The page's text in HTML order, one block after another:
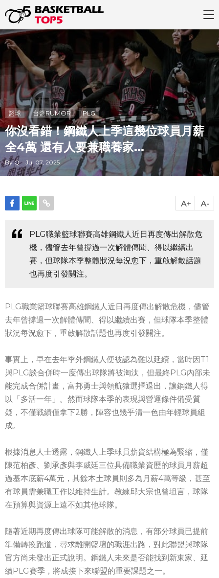
籃球 台籃RUMOR PLG
你沒看錯！鋼鐵人上季這幾位球員月薪
全4萬 還有人要兼職養家...
By Q Jul 07, 2025
PLG職業籃球聯賽高雄鋼鐵人近日再度傳出解散危
機，儘管去年曾撐過一次解體傳聞、得以繼續出
賽，但球隊本季整體狀況每況愈下，重啟解散話題
也再度引發關注。
PLG職業籃球聯賽高雄鋼鐵人近日再度傳出解散危機，儘管
去年曾撐過一次解體傳聞、得以繼續出賽，但球隊本季整體
狀況每況愈下，重啟解散話題也再度引發關注。
事實上，早在去年季外鋼鐵人便被認為難以延續，當時因T1
與PLG談合併時一度傳出球隊將被淘汰，但最終PLG內部未
能完成合併計畫，富邦勇士與領航猿選擇退出，讓鋼鐵人得
以「多活一年」。然而球隊本季的表現與營運條件備受質
疑，不僅戰績僅拿下2勝，陣容也幾乎清一色由年輕球員組
成。
根據消息人士透露，鋼鐵人上季球員薪資結構極為緊縮，僅
陳范柏彥、劉承彥與李威廷三位具備職業資歷的球員月薪超
過基本底薪4萬元，其餘本土球員則多為月薪4萬等級，甚至
有球員需兼職工作以維持生計。教練邱大宗也曾坦言，球隊
在預算與資源上遠不如其他球隊。
隨著近期再度傳出球隊可能解散的消息，有部分球員已提前
準備轉換跑道，尋求離開籃壇的職涯出路，對此聯盟與球隊
官方尚未發出正式說明。鋼鐵人未來是否能找到新東家、延
續PLG賽季，將成接下來聯盟的重要課題之一。